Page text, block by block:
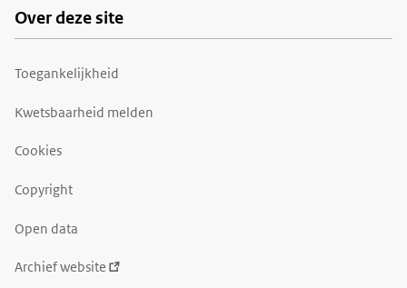
Over deze site
Toegankelijkheid
Kwetsbaarheid melden
Cookies
Copyright
Open data
Archief website